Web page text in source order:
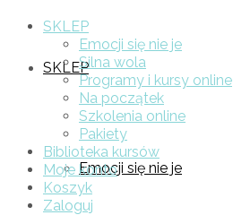
SKLEP
Emocji się nie je
SKLEP
Emocji się nie je
Silna wola
Programy i kursy online
Na początek
Szkolenia online
Pakiety
Biblioteka kursów
Moje konto
Koszyk
Zaloguj